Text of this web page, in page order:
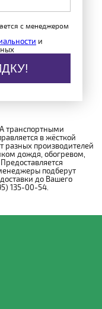
с менеджером
и
транспортными
в жёсткой
разных производителей
дождя, обогревом,
подберут
до Вашего
135-00-54.